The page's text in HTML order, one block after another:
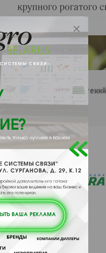
Подготовка и внесение
удобрений, защита растений
Агрохиманализ,